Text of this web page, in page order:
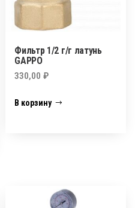
Фильтр 1/2 г/г латунь
GAPPO
330,00₽
В корзину